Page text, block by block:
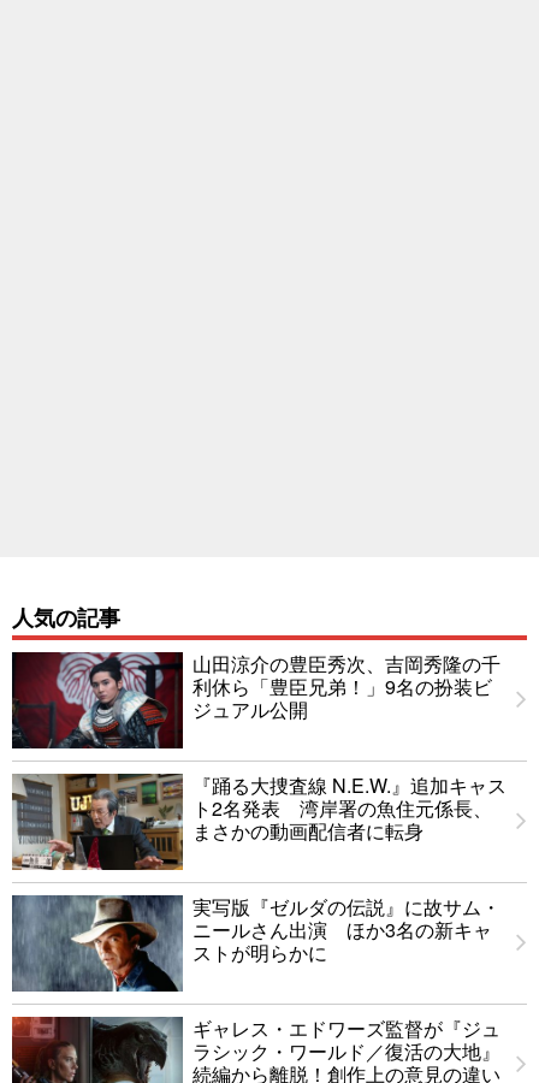
人気の記事
山田涼介の豊臣秀次、吉岡秀隆の千
利休ら「豊臣兄弟！」9名の扮装ビ
ジュアル公開
『踊る大捜査線 N.E.W.』追加キャス
ト2名発表 湾岸署の魚住元係長、
まさかの動画配信者に転身
実写版『ゼルダの伝説』に故サム・
ニールさん出演 ほか3名の新キャ
ストが明らかに
ギャレス・エドワーズ監督が『ジュ
ラシック・ワールド／復活の大地』
続編から離脱！創作上の意見の違い